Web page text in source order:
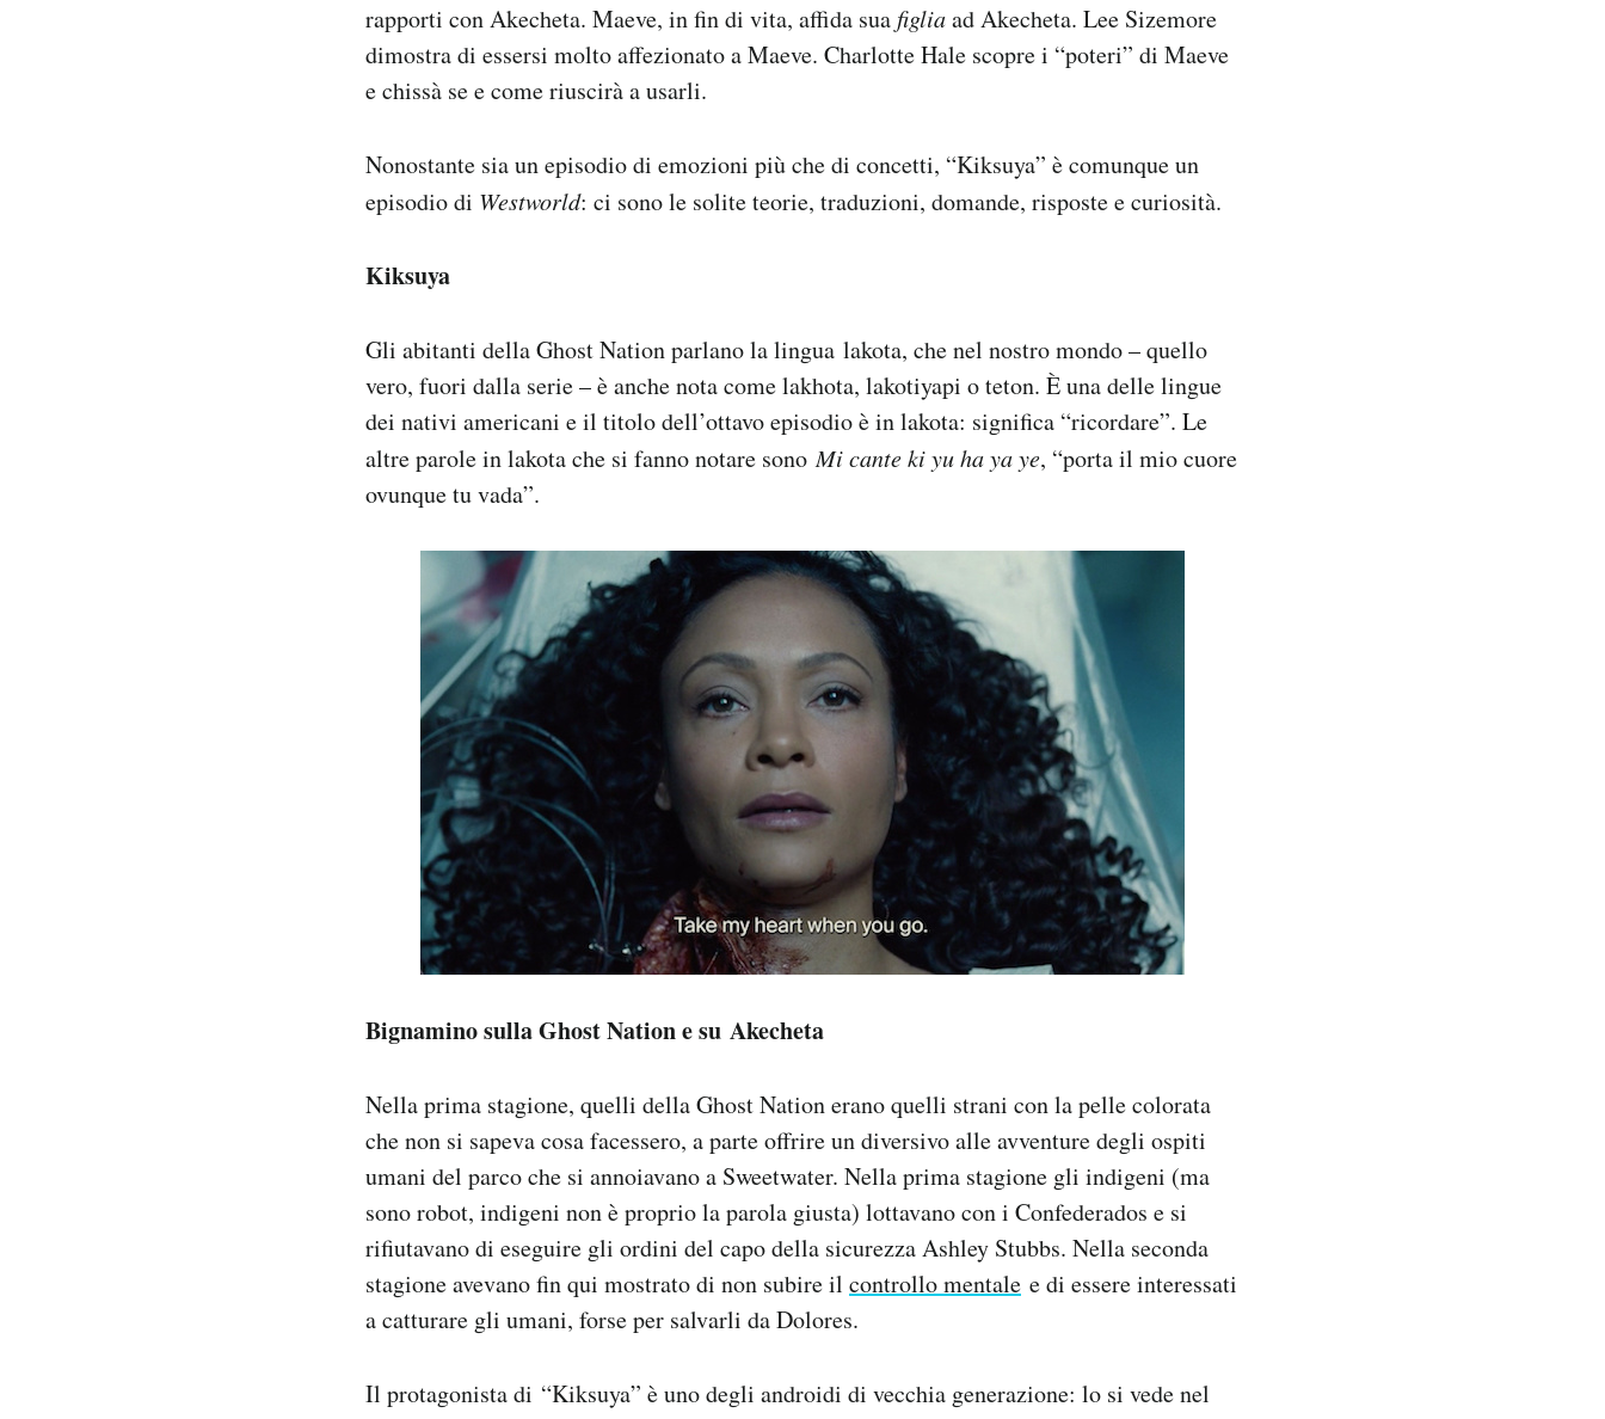
rapporti con Akecheta. Maeve, in fin di vita, affida sua figliaad Akecheta. Lee Sizemore
dimostra di essersi molto affezionato a Maeve. Charlotte Hale scopre i “poteri” di Maeve
e chissà se e come riuscirà a usarli.
Nonostante sia un episodio di emozioni più che di concetti, “Kiksuya” è comunque un
episodio di Westworld: ci sono le solite teorie, traduzioni, domande, risposte e curiosità.
Kiksuya
Gli abitanti della Ghost Nation parlano la lingua lakota, che nel nostro mondo – quello
vero, fuori dalla serie – è anche nota come lakhota, lakotiyapi o teton. È una delle lingue
dei nativi americani e il titolo dell’ottavo episodio è in lakota: significa “ricordare”. Le
altre parole in lakota che si fanno notare sonoMi cante ki yu ha ya ye, “porta il mio cuore
ovunque tu vada”.
Bignamino sulla Ghost Nation e su Akecheta
Nella prima stagione, quelli della Ghost Nation erano quelli strani con la pelle colorata
che non si sapeva cosa facessero, a parte offrire un diversivo alle avventure degli ospiti
umani del parco che si annoiavano a Sweetwater. Nella prima stagione gli indigeni (ma
sono robot, indigeni non è proprio la parola giusta) lottavano con i Confederados e si
rifiutavano di eseguire gli ordini del capo della sicurezza Ashley Stubbs. Nella seconda
stagione avevano fin qui mostrato di non subire il controllo mentale e di essere interessati
a catturare gli umani, forse per salvarli da Dolores.
Il protagonista di “Kiksuya” è uno degli androidi di vecchia generazione: lo si vede nel